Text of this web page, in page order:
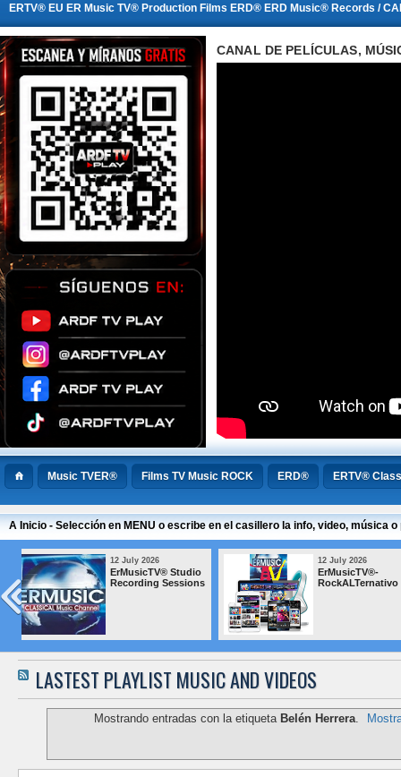
ERTV® EU ER Music TV® Production Films ERD® ERD Music® Records /
CANAL DE PELÍCULAS,
Music TVER® Films TV Music ROCK ERD® ERTV®
A Inicio - Selección en MENU o escribe en el casillero la info, video, música
12 July 2026
ErMusicTV® BLUES
12 July
LASTEST PLAYLIST MUSIC AND VIDEOS
Mostrando entradas con la etiqueta Belén Herrera.